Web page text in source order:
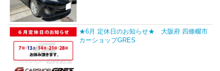
★6月 定休日のお知らせ★ 大阪府 四條畷市
カーショップGRES